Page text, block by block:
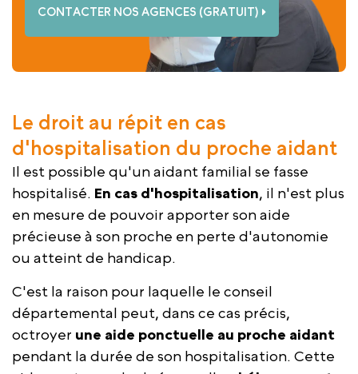
CONTACTER NOS AGENCES (GRATUIT)
Le droit au répit en cas
d'hospitalisation du proche aidant
Il est possible qu'un aidant familial se fasse
hospitalisé. En cas d'hospitalisation, il n'est plus
en mesure de pouvoir apporter son aide
précieuse à son proche en perte d'autonomie
ou atteint de handicap.
C'est la raison pour laquelle le conseil
départemental peut, dans ce cas précis,
octroyer une aide ponctuelle au proche aidant
pendant la durée de son hospitalisation. Cette